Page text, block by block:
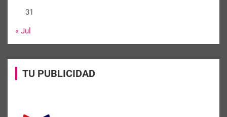
31
« Jul
TU PUBLICIDAD